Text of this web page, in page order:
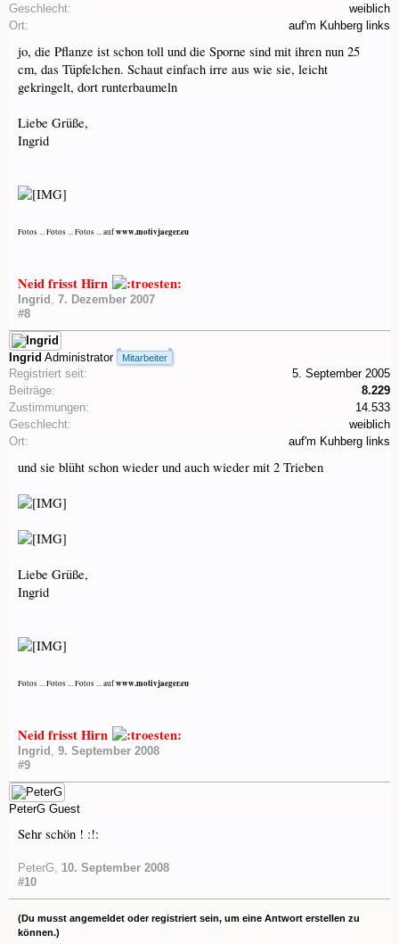
Geschlecht:
weiblich
Ort:
auf'm Kuhberg links
jo, die Pflanze ist schon toll und die Sporne sind mit ihren nun 25
cm, das Tüpfelchen. Schaut einfach irre aus wie sie, leicht
gekringelt, dort runterbaumeln
Liebe Grüße,
Ingrid
Fotos ... Fotos ... Fotos ... aufwww.motivjaeger.eu
Neid frisst Hirn
Ingrid
7. Dezember 2007
#8
Ingrid Administrator Mitarbeiter
Registriert seit:
5. September 2005
Beiträge:
8.229
Zustimmungen:
14.533
Geschlecht:
weiblich
Ort:
auf'm Kuhberg links
und sie blüht schon wieder und auch wieder mit 2 Trieben
Liebe Grüße,
Ingrid
Fotos ... Fotos ... Fotos ... aufwww.motivjaeger.eu
Neid frisst Hirn
Ingrid
9. September 2008
#9
PeterG Guest
Sehr schön ! :!:
PeterG
10. September 2008
#10
(Du musst angemeldet oder registriert sein, um eine Antwort erstellen zu
können.)